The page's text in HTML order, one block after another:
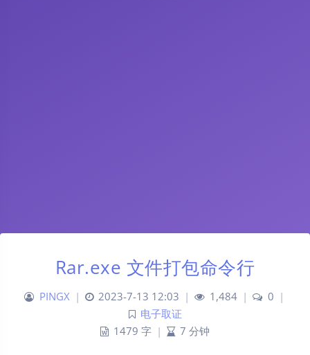
Rar.exe 文件打包命令行
PINGX | 2023-7-13 12:03 | 1,484 | 0 |
电子取证
1479 字 | 7 分钟